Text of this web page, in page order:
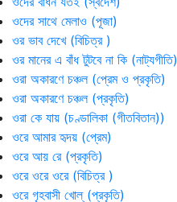
ওদের সাথে মেলাও (পূজা)
ওর ভাব দেখে (বিচিত্র )
ওর মানের এ বাঁধ টুটবে না কি (নাট্যগীতি)
ওরা অকারণে চঞ্চল (প্রেম ও প্রকৃতি)
ওরা অকারণে চঞ্চল (প্রকৃতি)
ওরা কে যায় (চণ্ডালিকা (গীতবিতান))
ওরে আমার হৃদয় (প্রেম)
ওরে আয় রে (প্রকৃতি)
ওরে ওরে ওরে (বিচিত্র )
ওরে গৃহবাসী খোল্ (প্রকৃতি)